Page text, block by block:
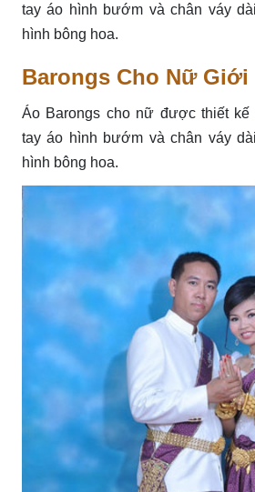
tay áo hình bướm và chân váy
hình bông hoa.
Barongs Cho Nữ Giới
Áo Barongs cho nữ được thiết
tay áo hình bướm và chân váy
hình bông hoa.